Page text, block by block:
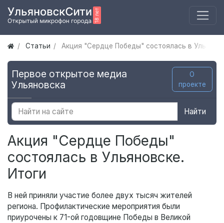
Статьи Акция "Сердце Победы" состоялась в
Первое открытое медиа
Ульяновска
О
проекте
Найти
Акция "Сердце Победы"
состоялась в Ульяновске.
Итоги
В ней приняли участие более двух тысяч жителей
региона. Профилактические мероприятия были
приурочены к 71-ой годовщине Победы в Великой